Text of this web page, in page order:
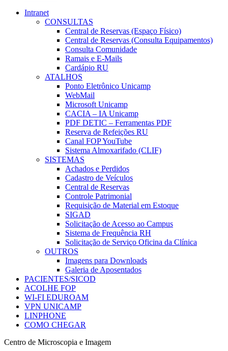
Intranet
CONSULTAS
Central de Reservas (Espaço Físico)
Central de Reservas (Consulta Equipamentos)
Consulta Comunidade
Ramais e E-Mails
Cardápio RU
ATALHOS
Ponto Eletrônico Unicamp
WebMail
Microsoft Unicamp
CACIA – IA Unicamp
PDF DETIC – Ferramentas PDF
Reserva de Refeições RU
Canal FOP YouTube
Sistema Almoxarifado (CLIF)
SISTEMAS
Achados e Perdidos
Cadastro de Veículos
Central de Reservas
Controle Patrimonial
Requisição de Material em Estoque
SIGAD
Solicitação de Acesso ao Campus
Sistema de Frequência RH
Solicitação de Serviço Oficina da Clínica
OUTROS
Imagens para Downloads
Galeria de Aposentados
PACIENTES/SICOD
ACOLHE FOP
WI-FI EDUROAM
VPN UNICAMP
LINPHONE
COMO CHEGAR
Centro de Microscopia e Imagem